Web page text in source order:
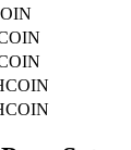
olmak üzere